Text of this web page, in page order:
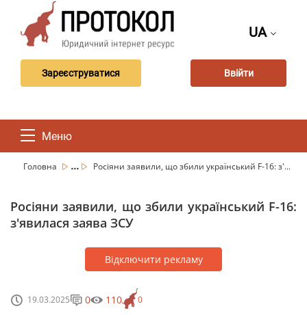
UA
Зареєструватися Ввійти
Меню
Головна ... Росіяни заявили, що збили український F-16: з'...
Росіяни заявили, що збили український F-16:
з'явилася заява ЗСУ
Відключити рекламу
19.03.2025 0
0 110